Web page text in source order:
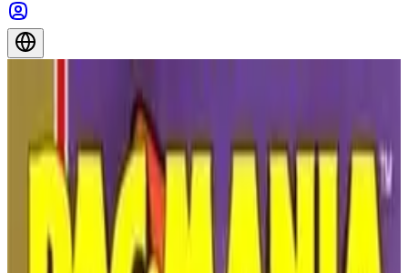
Tetris
JUGAR JUEGO
Nintendo Entertainment System